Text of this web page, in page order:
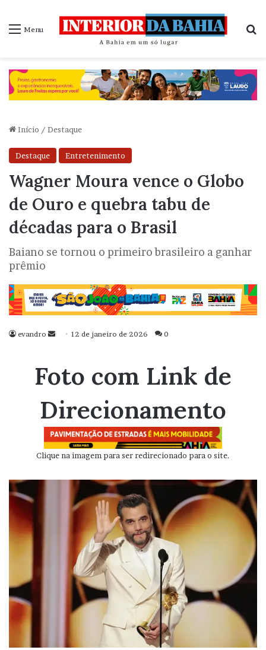
Menu
Início / Destaque
Destaque Entretenimento
Wagner Moura vence o Globo
de Ouro e quebra tabu de
décadas para o Brasil
Baiano se tornou o primeiro brasileiro a ganhar
prêmio
evandro
Mande
mail
12 de janeiro de 2026 0
Foto com Link de
Direcionamento
Clique na imagem para ser redirecionado para o site.